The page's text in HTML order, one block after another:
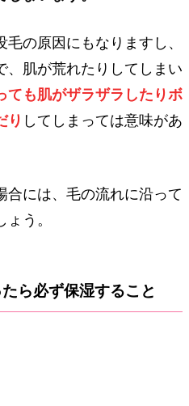
の原因にもなりますし、
、肌が荒れたりしてしまい
ても肌がザラザラしたりボ
り してしまっては意味があ
合には、毛の流れに沿って
う。
ら必ず保湿すること